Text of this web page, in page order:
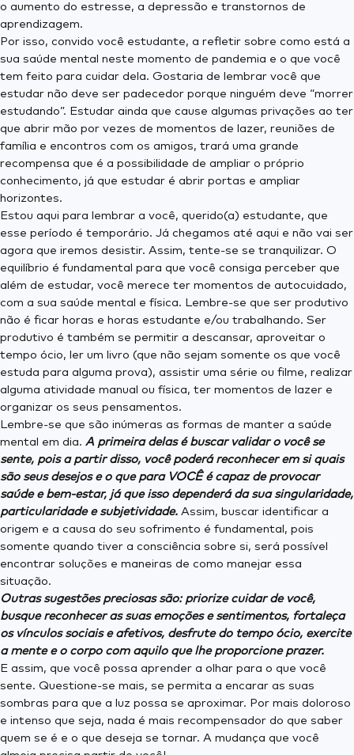
o aumento do estresse, a depressão e transtornos de
aprendizagem.
Por isso, convido você estudante, a refletir sobre como está a
sua saúde mental neste momento de pandemia e o que você
tem feito para cuidar dela. Gostaria de lembrar você que
estudar não deve ser padecedor porque ninguém deve “morrer
estudando”. Estudar ainda que cause algumas privações ao ter
que abrir mão por vezes de momentos de lazer, reuniões de
família e encontros com os amigos, trará uma grande
recompensa que é a possibilidade de ampliar o próprio
conhecimento, já que estudar é abrir portas e ampliar
horizontes.
Estou aqui para lembrar a você, querido(a) estudante, que
esse período é temporário. Já chegamos até aqui e não vai ser
agora que iremos desistir. Assim, tente-se se tranquilizar. O
equilíbrio é fundamental para que você consiga perceber que
além de estudar, você merece ter momentos de autocuidado,
com a sua saúde mental e física. Lembre-se que ser produtivo
não é ficar horas e horas estudante e/ou trabalhando. Ser
produtivo é também se permitir a descansar, aproveitar o
tempo ócio, ler um livro (que não sejam somente os que você
estuda para alguma prova), assistir uma série ou filme, realizar
alguma atividade manual ou física, ter momentos de lazer e
organizar os seus pensamentos.
Lembre-se que são inúmeras as formas de manter a saúde
mental em dia. A primeira delas é buscar validar o você se
sente, pois a partir disso, você poderá reconhecer em si quais
são seus desejos e o que para VOCÊ é capaz de provocar
saúde e bem-estar, já que isso dependerá da sua singularidade,
particularidade e subjetividade. Assim, buscar identificar a
origem e a causa do seu sofrimento é fundamental, pois
somente quando tiver a consciência sobre si, será possível
encontrar soluções e maneiras de como manejar essa
situação.
Outras sugestões preciosas são: priorize cuidar de você,
busque reconhecer as suas emoções e sentimentos, fortaleça
os vínculos sociais e afetivos, desfrute do tempo ócio, exercite
a mente e o corpo com aquilo que lhe proporcione prazer.
E assim, que você possa aprender a olhar para o que você
sente. Questione-se mais, se permita a encarar as suas
sombras para que a luz possa se aproximar. Por mais doloroso
e intenso que seja, nada é mais recompensador do que saber
quem se é e o que deseja se tornar. A mudança que você